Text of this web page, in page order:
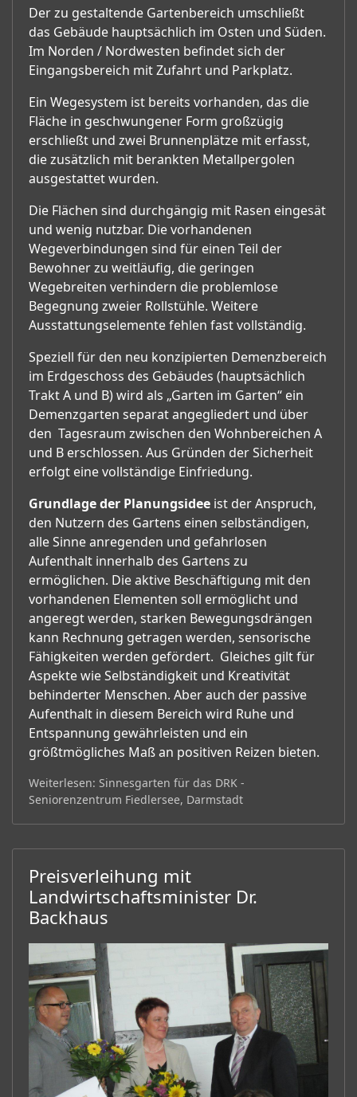
Der zu gestaltende Gartenbereich umschließt
das Gebäude hauptsächlich im Osten und Süden.
Im Norden / Nordwesten befindet sich der
Eingangsbereich mit Zufahrt und Parkplatz.
Ein Wegesystem ist bereits vorhanden, das die
Fläche in geschwungener Form großzügig
erschließt und zwei Brunnenplätze mit erfasst,
die zusätzlich mit berankten Metallpergolen
ausgestattet wurden.
Die Flächen sind durchgängig mit Rasen eingesät
und wenig nutzbar. Die vorhandenen
Wegeverbindungen sind für einen Teil der
Bewohner zu weitläufig, die geringen
Wegebreiten verhindern die problemlose
Begegnung zweier Rollstühle. Weitere
Ausstattungselemente fehlen fast vollständig.
Speziell für den neu konzipierten Demenzbereich
im Erdgeschoss des Gebäudes (hauptsächlich
Trakt A und B) wird als „Garten im Garten“ ein
Demenzgarten separat angegliedert und über
den Tagesraum zwischen den Wohnbereichen A
und B erschlossen. Aus Gründen der Sicherheit
erfolgt eine vollständige Einfriedung.
Grundlage der Planungsidee ist der Anspruch,
den Nutzern des Gartens einen selbständigen,
alle Sinne anregenden und gefahrlosen
Aufenthalt innerhalb des Gartens zu
ermöglichen. Die aktive Beschäftigung mit den
vorhandenen Elementen soll ermöglicht und
angeregt werden, starken Bewegungsdrängen
kann Rechnung getragen werden, sensorische
Fähigkeiten werden gefördert. Gleiches gilt für
Aspekte wie Selbständigkeit und Kreativität
behinderter Menschen. Aber auch der passive
Aufenthalt in diesem Bereich wird Ruhe und
Entspannung gewährleisten und ein
größtmögliches Maß an positiven Reizen bieten.
Weiterlesen: Sinnesgarten für das DRK -
Seniorenzentrum Fiedlersee, Darmstadt
Preisverleihung mit
Landwirtschaftsminister Dr.
Backhaus